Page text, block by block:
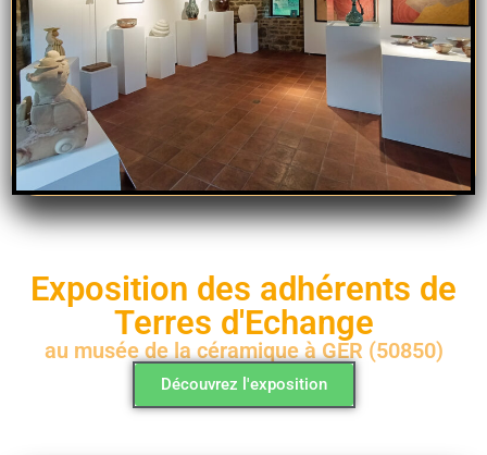
Exposition des adhérents de
Terres d'Echange
au musée de la céramique à GER (50850)
Découvrez l'exposition